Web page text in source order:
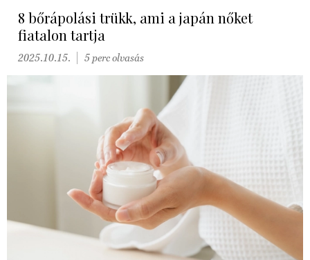
8 bőrápolási trükk, ami a japán nőket
fiatalon tartja
2025.10.15. 5 perc olvasás